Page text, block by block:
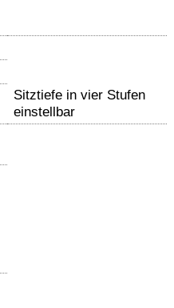
Sitztiefe in vier Stufen
einstellbar